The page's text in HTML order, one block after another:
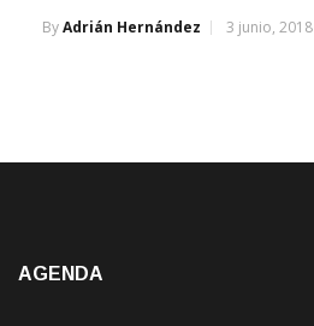
ByAdrián Hernández 3 junio, 2018
AGENDA